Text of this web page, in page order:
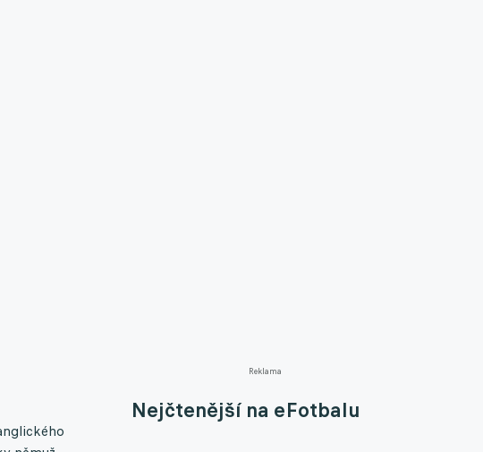
Reklama
Nejčtenější na eFotbalu